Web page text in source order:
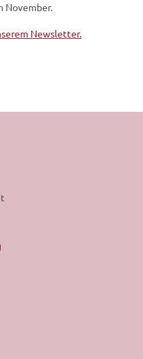
November.
Newsletter.